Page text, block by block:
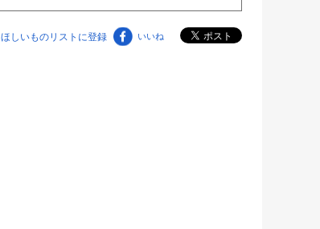
ほしいものリストに登録 いいね